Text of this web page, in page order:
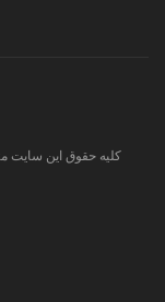
کلیه حقوق این سایت